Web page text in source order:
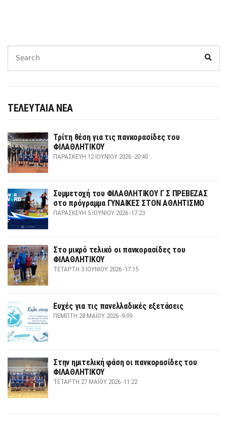
for:
ΤΕΛΕΥΤΑΙΑ ΝΕΑ
Τρίτη θέση για τις πανκορασίδες του
ΦΙΛΑΘΛΗΤΙΚΟΥ
ΠΑΡΑΣΚΕΥΉ 12 ΙΟΥΝΊΟΥ 2026 -20:40
Συμμετοχή του ΦΙΛΑΘΛΗΤΙΚΟΥ Γ Σ ΠΡΕΒΕΖΑΣ
στο πρόγραμμα ΓΥΝΑΙΚΕΣ ΣΤΟΝ ΑΘΛΗΤΙΣΜΟ
ΠΑΡΑΣΚΕΥΉ 5 ΙΟΥΝΊΟΥ 2026 -17:23
Στο μικρό τελικό οι πανκορασίδες του
ΦΙΛΑΘΛΗΤΙΚΟΥ
ΤΕΤΆΡΤΗ 3 ΙΟΥΝΊΟΥ 2026 -17:15
Ευχές για τις πανελλαδικές εξετάσεις
ΠΈΜΠΤΗ 28 ΜΑΪ́ΟΥ 2026 -9:09
Στην ημιτελική φάση οι πανκορασίδες του
ΦΙΛΑΘΛΗΤΙΚΟΥ
ΤΕΤΆΡΤΗ 27 ΜΑΪ́ΟΥ 2026 -11:22